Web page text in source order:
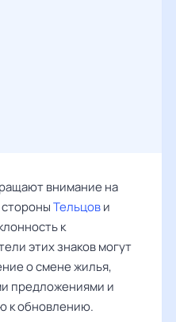
внимание на
Тельцови
к
этих знаков могут
о смене жилья,
предложениями и
к обновлению.